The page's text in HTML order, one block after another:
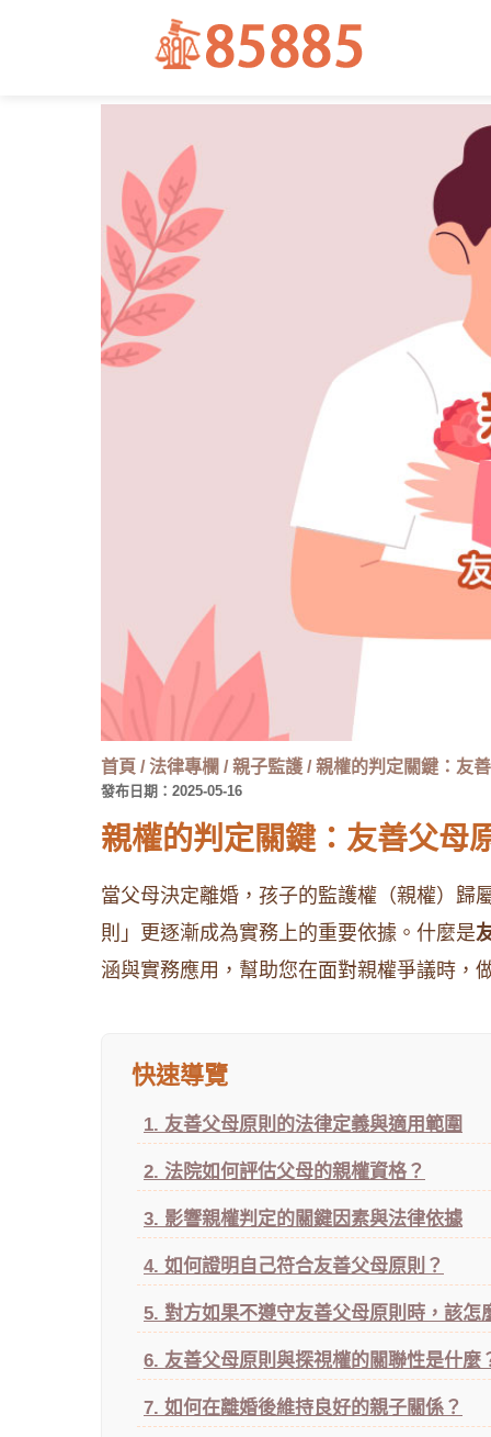
首頁 /法律專欄 /親子監護 /親權的判定關鍵：友
發布日期：2025-05-16
親權的判定關鍵：友善父母
當父母決定離婚，孩子的監護權（親權）歸
則」更逐漸成為實務上的重要依據。什麼是
涵與實務應用，幫助您在面對親權爭議時，
快速導覽
1. 友善父母原則的法律定義與適用範圍
2. 法院如何評估父母的親權資格？
3. 影響親權判定的關鍵因素與法律依據
4. 如何證明自己符合友善父母原則？
5. 對方如果不遵守友善父母原則時，該怎
6. 友善父母原則與探視權的關聯性是什麼
7. 如何在離婚後維持良好的親子關係？